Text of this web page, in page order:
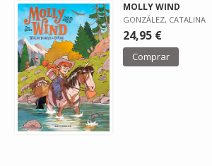
MOLLY WIND
GONZÁLEZ, CATALINA
24,95 €
Comprar